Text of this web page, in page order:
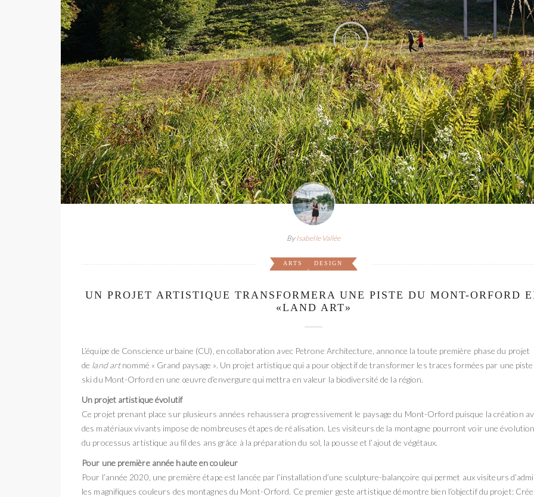
By Isabelle Vallée
ARTS DESIGN
UN PROJET ARTISTIQUE TRANSFORMERA UNE PISTE DU MONT-ORFORD
«LAND ART»
L’équipe de Conscience urbaine (CU), en collaboration avec Petrone Architecture, annonce la toute première phase du projet
de land artnommé « Grand paysage ». Un projet artistique qui a pour objectif de transformer les traces formées par une piste
ski du Mont-Orford en une œuvre d’envergure qui mettra en valeur la biodiversité de la région.
Un projet artistique évolutif
Ce projet prenant place sur plusieurs années rehaussera progressivement le paysage du Mont-Orford puisque la création
des matériaux vivants impose de nombreuses étapes de réalisation. Les visiteurs de la montagne pourront voir une
du processus artistique au fil des ans grâce à la préparation du sol, la pousse et l’ajout de végétaux.
Pour une première année haute en couleur
Pour l’année 2020, une première étape est lancée par l’installation d’une sculpture-balançoire qui permet aux visiteurs
les magnifiques couleurs des montagnes du Mont-Orford. Ce premier geste artistique démontre bien l’objectif du projet: